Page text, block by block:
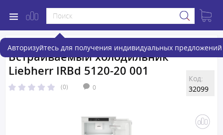
Авторизуйтесь для получения индивидуальных предложений
Встраиваемый холодильник
Liebherr IRBd 5120-20 001
(0) 0
Код:
32099